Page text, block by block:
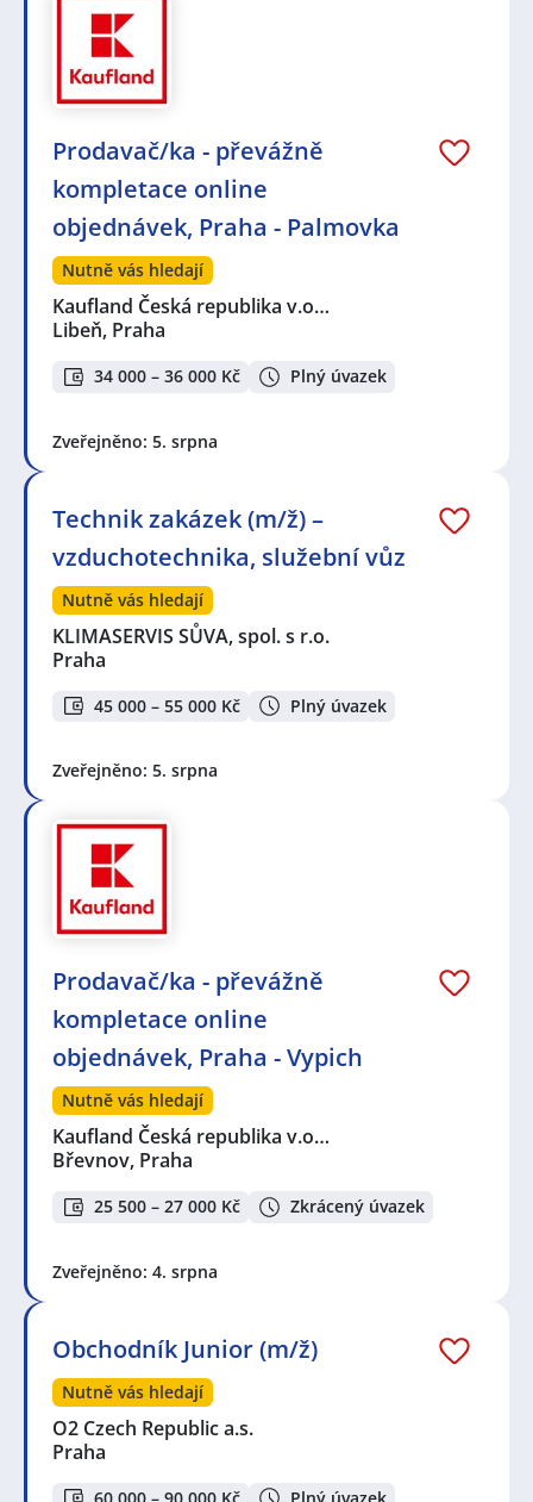
Prodavač/ka - převážně
kompletace online
objednávek, Praha - Palmovka
Nutně vás hledají
Kaufland Česká republika v.o…
Libeň, Praha
34 000 – 36 000 Kč Plný úvazek
Zveřejněno: 5. srpna
Technik zakázek (m/ž) –
vzduchotechnika, služební vůz
Nutně vás hledají
KLIMASERVIS SŮVA, spol. s r.o.
Praha
45 000 – 55 000 Kč Plný úvazek
Zveřejněno: 5. srpna
Prodavač/ka - převážně
kompletace online
objednávek, Praha - Vypich
Nutně vás hledají
Kaufland Česká republika v.o…
Břevnov, Praha
25 500 – 27 000 Kč Zkrácený úvazek
Zveřejněno: 4. srpna
Obchodník Junior (m/ž)
Nutně vás hledají
O2 Czech Republic a.s.
Praha